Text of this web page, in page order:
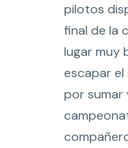
pilotos
final de la
lugar muy
escapar
por sumar